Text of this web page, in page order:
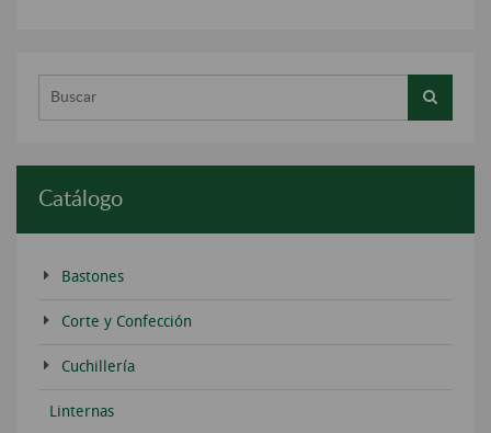
Catálogo
Bastones
Corte y Confección
Cuchillería
Linternas